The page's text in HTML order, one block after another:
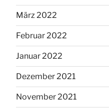
März 2022
Februar 2022
Januar 2022
Dezember 2021
November 2021